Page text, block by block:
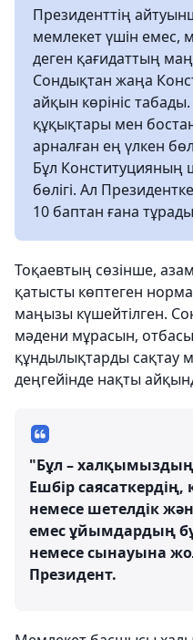
Президенттің
мемлекет үшін емес,
деген қағидаттың
Сондықтан жаңа
айқын көрініс
құқықтары мен
арналған ең үлкен
Бұл Конституцияның
бөлігі. Ал
10 баптан ғана
Тоқаевтың сөзінше,
қатысты көптеген
маңызы күшейтілген.
мәдени мұрасын,
құндылықтарды сақтау
деңгейінде нақты
"Бұл –
Ешбір саясаткердің,
немесе шетелдік
емес ұйымдардың
немесе сынауына
Президент.